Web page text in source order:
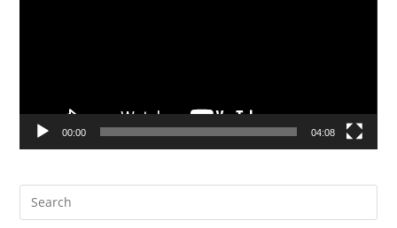
00:00 04:08